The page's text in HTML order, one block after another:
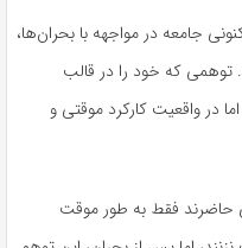
جامعه در مواجهه با بحران‌ها،
توهمی که خود را در قالب
در واقعیت کارکرد موقتی و
حاضرند فقط به طور موقت